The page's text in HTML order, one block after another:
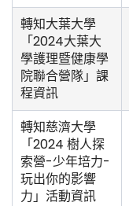
轉知大葉大學
「2024大葉大
學護理暨健康學
院聯合營隊」課
程資訊
轉知慈濟大學
「2024 樹人探
索營-少年培力-
玩出你的影響
力」活動資訊